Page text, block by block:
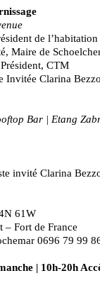
de l’habitation
Maire de
CTM
Invitée Clarina
Bar | Etang
invité Clarina
61W
– Fort de France
0696 79 99
| 10h-20h